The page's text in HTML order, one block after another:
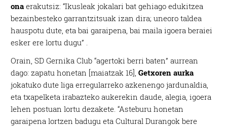
ona erakutsiz: “Ikusleak jokalari bat gehiago edukitzea
bezainbesteko garrantzitsuak izan dira; uneoro taldea
hauspotu dute, eta bai garaipena, bai maila igoera beraiei
esker ere lortu dugu” .
Orain, SD Gernika Club “agertoki berri baten” aurrean
dago: zapatu honetan [maiatzak 16],Getxoren aurka
jokatuko dute liga erregularreko azkenengo jardunaldia,
eta txapelketa irabazteko aukerekin daude, alegia, igoera
lehen postuan lortu dezakete. “Asteburu honetan
garaipena lortzen badugu eta Cultural Durangok bere